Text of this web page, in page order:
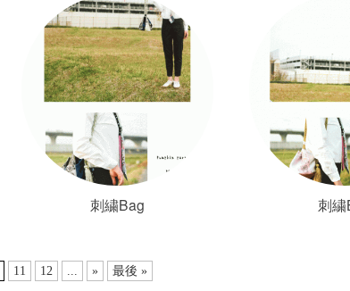
刺繍Bag 刺繍
11 12 ... » 最後 »